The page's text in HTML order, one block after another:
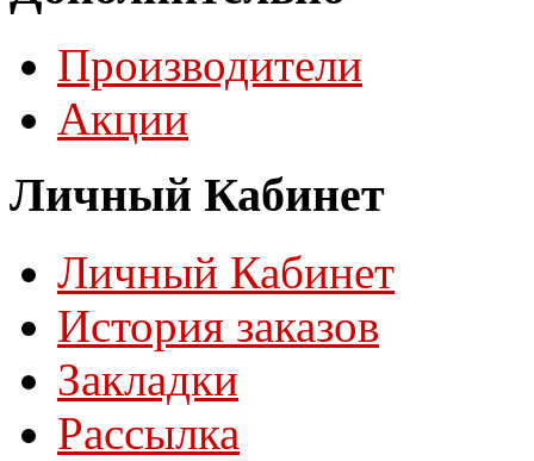
Производители
Акции
Личный Кабинет
Личный Кабинет
История заказов
Закладки
Рассылка